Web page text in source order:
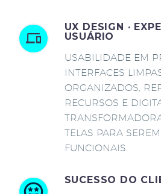
UX DESIGN ·
USUÁRIO
USABILIDADE EM
INTERFACES
ORGANIZADOS,
RECURSOS E
TELAS PARA
FUNCIONAIS.
SUCESSO DO